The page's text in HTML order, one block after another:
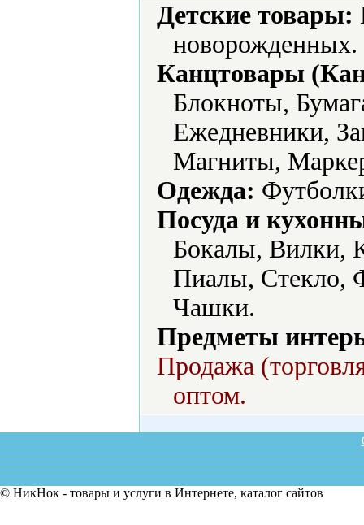
Детские товары:
новорожденных.
Канцтовары
Блокноты,
Ежедневники,
Магниты,
Одежда:
Посуда и
Бокалы, Вилки,
Пиалы, Стекло,
Чашки.
Предметы
Продажа
оптом.
© НикНок - товары и услуги в Интернете, каталог сайтов